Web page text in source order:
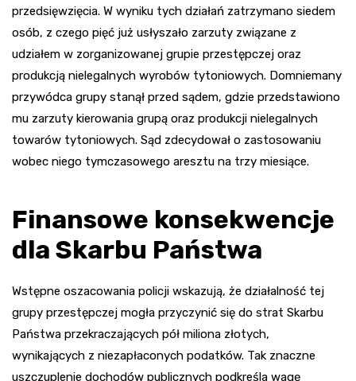
przedsięwzięcia. W wyniku tych działań zatrzymano siedem
osób, z czego pięć już usłyszało zarzuty związane z
udziałem w zorganizowanej grupie przestępczej oraz
produkcją nielegalnych wyrobów tytoniowych. Domniemany
przywódca grupy stanął przed sądem, gdzie przedstawiono
mu zarzuty kierowania grupą oraz produkcji nielegalnych
towarów tytoniowych. Sąd zdecydował o zastosowaniu
wobec niego tymczasowego aresztu na trzy miesiące.
Finansowe konsekwencje
dla Skarbu Państwa
Wstępne oszacowania policji wskazują, że działalność tej
grupy przestępczej mogła przyczynić się do strat Skarbu
Państwa przekraczających pół miliona złotych,
wynikających z niezapłaconych podatków. Tak znaczne
uszczuplenie dochodów publicznych podkreśla wagę